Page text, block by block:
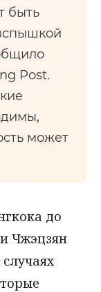
быть
Post.
может
до
Чжэцзян